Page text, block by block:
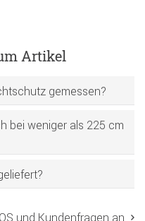
Artikel
gemessen?
bei weniger als 225 cm
und Kundenfragen an